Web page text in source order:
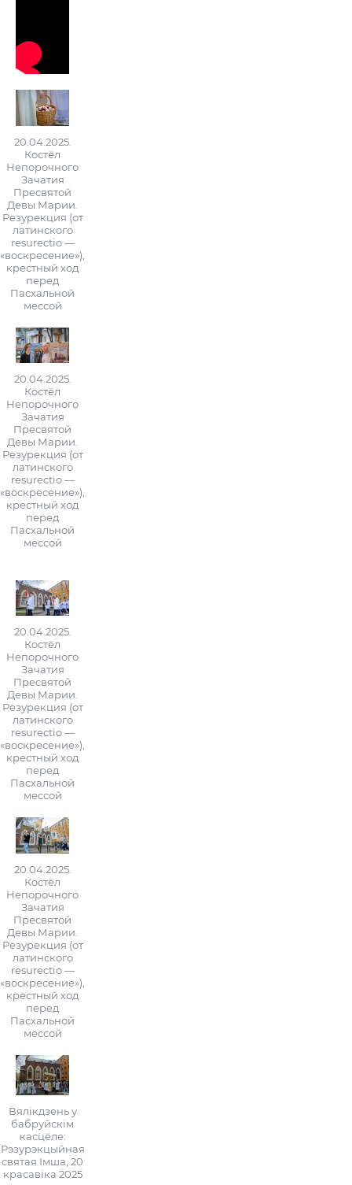
20.04.2025.
Костёл
Непорочного
Зачатия
Пресвятой
Девы Марии.
Резурекция (от
латинского
resurectio —
«воскресение»),
крестный ход
перед
Пасхальной
мессой
20.04.2025.
Костёл
Непорочного
Зачатия
Пресвятой
Девы Марии.
Резурекция (от
латинского
resurectio —
«воскресение»),
крестный ход
перед
Пасхальной
мессой
20.04.2025.
Костёл
Непорочного
Зачатия
Пресвятой
Девы Марии.
Резурекция (от
латинского
resurectio —
«воскресение»),
крестный ход
перед
Пасхальной
мессой
20.04.2025.
Костёл
Непорочного
Зачатия
Пресвятой
Девы Марии.
Резурекция (от
латинского
resurectio —
«воскресение»),
крестный ход
перед
Пасхальной
мессой
Вялікдзень у
бабруйскім
касцёле:
Рэзурэкцыйная
святая Імша, 20
красавіка 2025